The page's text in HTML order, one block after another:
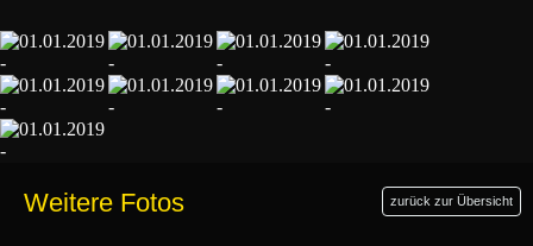
Weitere Fotos zurück zur Übersicht